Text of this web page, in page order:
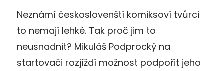
Neznámí českoslovenští komiksoví tvůrci
to nemají lehké. Tak proč jim to
neusnadnit? Mikuláš Podprocký na
startovači rozjíždí možnost podpořit jeho